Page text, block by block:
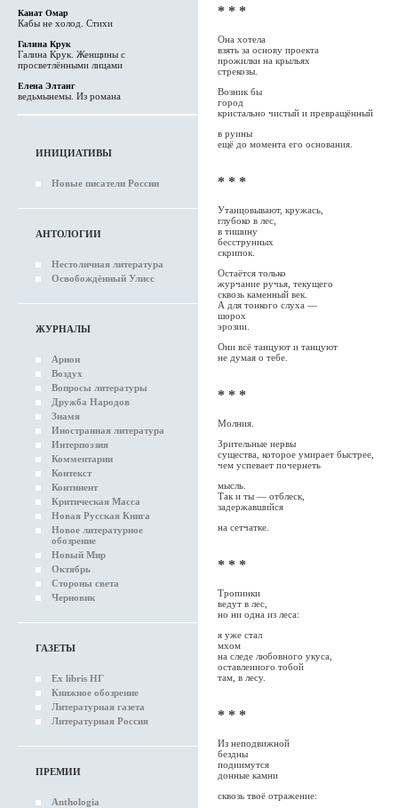
Канат Омар
Кабы не холод. Стихи
Галина Крук
Галина Крук. Женщины с
просветлёнными лицами
Елена Элтанг
ведьмынемы. Из романа
ИНИЦИАТИВЫ
Новые писатели России
АНТОЛОГИИ
Нестоличная литература
Освобождённый Улисс
ЖУРНАЛЫ
Арион
Воздух
Вопросы литературы
Дружба Народов
Знамя
Иностранная литература
Интерпоэзия
Комментарии
Контекст
Континент
Критическая Масса
Новая Русская Книга
Новое литературное
обозрение
Новый Мир
Октябрь
Стороны света
Черновик
ГАЗЕТЫ
Ex libris НГ
Книжное обозрение
Литературная газета
Литературная Россия
ПРЕМИИ
Anthologia
* * *
Она хотела
взять за основу проекта
прожилки на крыльях
стрекозы.
Возник бы
город
кристально чистый и превращённый
в руины
ещё до момента его основания.
* * *
Утанцовывают, кружась,
глубоко в лес,
в тишину
бесструнных
скрипок.
Остаётся только
журчание ручья, текущего
сквозь каменный век.
А для тонкого слуха —
шорох
эрозии.
Они всё танцуют и танцуют
не думая о тебе.
* * *
Молния.
Зрительные нервы
существа, которое умирает быстрее,
чем успевает почернеть
мысль.
Так и ты — отблеск,
задержавшийся
на сетчатке.
* * *
Тропинки
ведут в лес,
но ни одна из леса:
я уже стал
мхом
на следе любовного укуса,
оставленного тобой
там, в лесу.
* * *
Из неподвижной
бездны
поднимутся
донные камни
сквозь твоё отражение: